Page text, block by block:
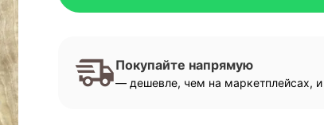
Покупайте напрямую
— дешевле, чем на маркетплейсах,